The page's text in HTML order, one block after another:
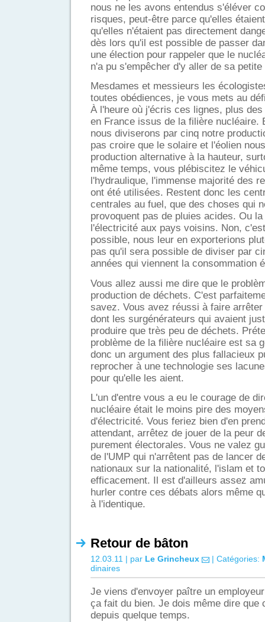
nous ne les avons entendus s'éléver
risques, peut-être parce qu'elles
qu'elles n'étaient pas directement
dès lors qu'il est possible de passer
une élection pour rappeler que le
n'a pu s'empêcher d'y aller de sa petite
Mesdames et messieurs les
toutes obédiences, je vous mets au
À l'heure où j'écris ces lignes, plus
en France issus de la filière nucléaire.
nous diviserons par cinq notre
pas croire que le solaire et l'éolien
production alternative à la hauteur,
même temps, vous plébiscitez le
l'hydraulique, l'immense majorité des
ont été utilisées. Restent donc les
centrales au fuel, que des choses qui
provoquent pas de pluies acides. Ou
l'électricité aux pays voisins. Non,
possible, nous leur en exporterions
pas qu'il sera possible de diviser par
années qui viennent la consommation
Vous allez aussi me dire que le
production de déchets. C'est
savez. Vous avez réussi à faire
dont les surgénérateurs qui avaient
produire que très peu de déchets.
problème de la filière nucléaire est sa
donc un argument des plus fallacieux
reprocher à une technologie ses
pour qu'elle les aient.
L'un d'entre vous a eu le courage de
nucléaire était le moins pire des
d'électricité. Vous feriez bien d'en
attendant, arrêtez de jouer de la peur
purement électorales. Vous ne valez
de l'UMP qui n'arrêtent pas de lancer
nationaux sur la nationalité, l'islam et
efficacement. Il est d'ailleurs assez
hurler contre ces débats alors même
à l'identique.
Retour de bâton
12.03.11 | par Le Grincheux | Catégories:
dinaires
Je viens d'envoyer paître un
ça fait du bien. Je dois même dire que
depuis quelque temps.